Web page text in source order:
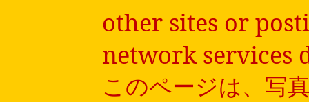
other sites or
network services
このページは、写